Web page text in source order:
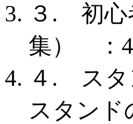
３. 初
集） ：
４. スタ
スタンド